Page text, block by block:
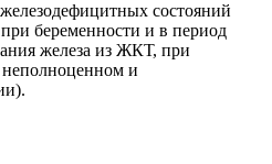
состояний
беременности и в период
железа из ЖКТ, при
неполноценном и